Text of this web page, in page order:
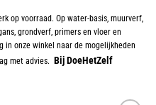
op voorraad. Op water-basis, muurverf,
grondverf, primers en vloer en
in onze winkel naar de mogelijkheden
met advies. Bij DoeHetZelf